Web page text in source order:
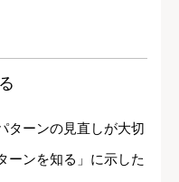
ターンの見直しが大切
ーンを知る」に示した